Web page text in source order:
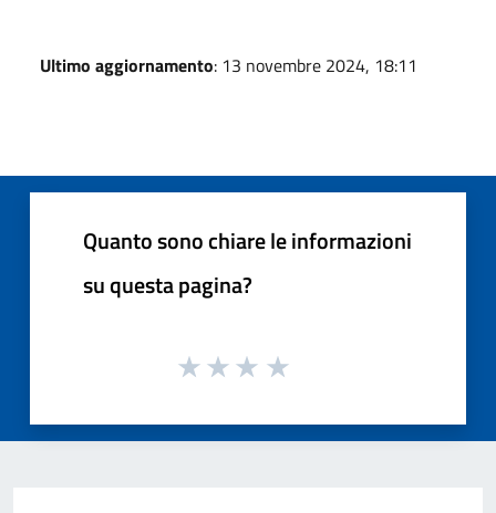
Ultimo aggiornamento: 13 novembre 2024, 18:11
Quanto sono chiare le informazioni
su questa pagina?